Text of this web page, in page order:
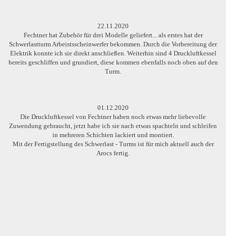
22.11.2020
Fechtner hat Zubehör für drei Modelle geliefert... als erstes hat der
Schwerlastturm Arbeistsscheinwerfer bekommen. Durch die Vorbereitung der
Elektrik konnte ich sie direkt anschließen. Weiterhin sind 4 Druckluftkessel
bereits geschliffen und grundiert, diese kommen ebenfalls noch oben auf den
Turm.
01.12.2020
Die Druckluftkessel von Fechtner haben noch etwas mehr liebevolle
Zuwendung gebraucht, jetzt habe ich sie nach etwas spachteln und schleifen
in mehreren Schichten lackiert und montiert.
Mit der Fertigstellung des Schwerlast - Turms ist für mich aktuell auch der
Arocs fertig.